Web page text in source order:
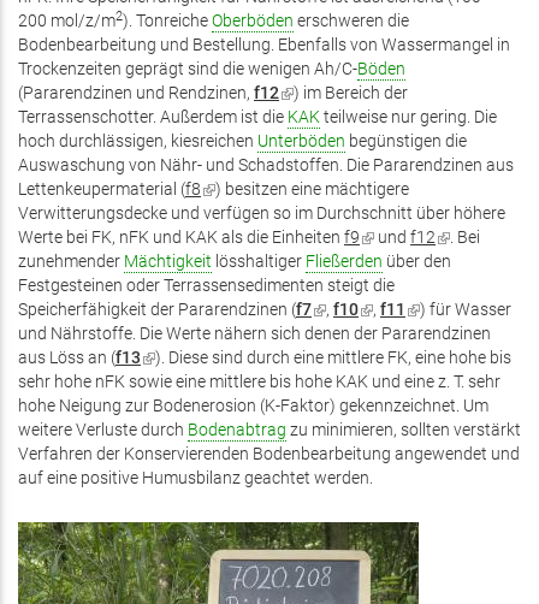
200 mol/z/m2). TonreicheOberböden erschweren die
Bodenbearbeitung und Bestellung. Ebenfalls von Wassermangel in
Trockenzeiten geprägt sind die wenigen Ah/C-Böden
(Pararendzinen und Rendzinen, f12(Link
ist
extern)
) im Bereich der
Terrassenschotter. Außerdem ist die KAKteilweise nur gering. Die
hoch durchlässigen, kiesreichen Unterböden begünstigen die
Auswaschung von Nähr- und Schadstoffen. Die Pararendzinen aus
Lettenkeupermaterial (f8(Link
ist
extern)
) besitzen eine mächtigere
Verwitterungsdecke und verfügen so im Durchschnitt über höhere
Werte bei FK, nFK und KAK als die Einheiten f9(Link
ist
extern)
und f12(Link
ist
. Bei
zunehmender Mächtigkeit lösshaltiger Fließerden über den
Festgesteinen oder Terrassensedimenten steigt die
Speicherfähigkeit der Pararendzinen (f7(Link
ist
extern)
, f10(Link
ist
extern)
, f11 (Link
ist
extern)
) für Wasser
und Nährstoffe. Die Werte nähern sich denen der Pararendzinen
aus Löss an (f13(Link
ist
extern)
). Diese sind durch eine mittlere FK, eine hohe bis
sehr hohe nFK sowie eine mittlere bis hohe KAK und eine z. T. sehr
hohe Neigung zur Bodenerosion (K-Faktor) gekennzeichnet. Um
weitere Verluste durch Bodenabtrag zu minimieren, sollten verstärkt
Verfahren der Konservierenden Bodenbearbeitung angewendet und
auf eine positive Humusbilanz geachtet werden.